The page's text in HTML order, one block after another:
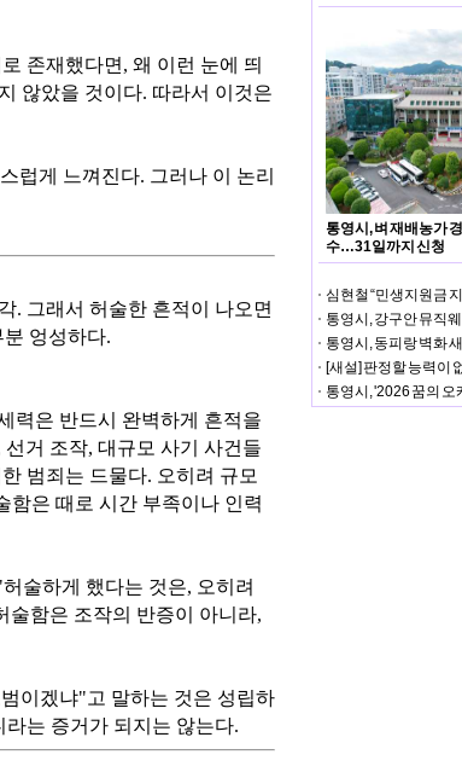
존재했다면, 왜 이런 눈에 띄
않았을 것이다. 따라서 이것은
럽게 느껴진다. 그러나 이 논리
. 그래서 허술한 흔적이 나오면
엉성하다.
력은 반드시 완벽하게 흔적을
거 조작, 대규모 사기 사건들
범죄는 드물다. 오히려 규모
함은 때로 시간 부족이나 인력
술하게 했다는 것은, 오히려
술함은 조작의 반증이 아니라,
이겠냐"고 말하는 것은 성립하
는 증거가 되지는 않는다.
통영시, 벼 재배농가
수…31일까지 신청